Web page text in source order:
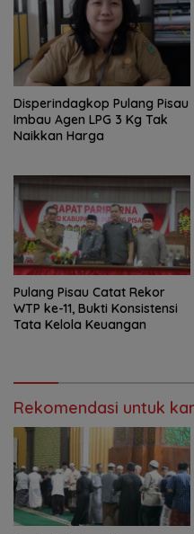
Disperindagkop Pulang Pisau
Imbau Agen LPG 3 Kg Tak
Naikkan Harga
Pulang Pisau Catat Rekor
WTP ke-11, Bukti Konsistensi
Tata Kelola Keuangan
Rekomendasi untuk